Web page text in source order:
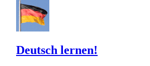
Deutsch lernen!